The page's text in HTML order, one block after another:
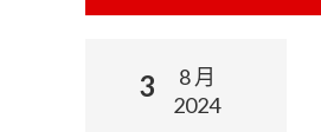
3
8 月
2024